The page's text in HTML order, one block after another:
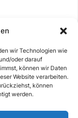
wir Technologien wie
oder darauf
können wir Daten
Website verarbeiten.
können
werden.